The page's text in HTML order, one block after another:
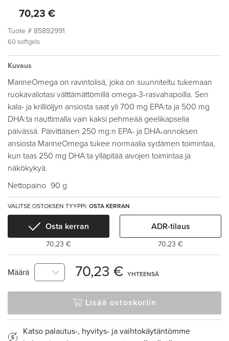
70,23 €
Tuote # 85892991
60 softgels
Kuvaus
MarineOmega on ravintolisä, joka on suunniteltu tukemaan
ruokavaliotasi välttämättömillä omega-3-rasvahapoilla. Sen
kala- ja krilliöljyn ansiosta saat yli 700 mg EPA:ta ja 500 mg
DHA:ta nauttimalla vain kaksi pehmeää geelikapselia
päivässä. Päivittäisen 250 mg:n EPA- ja DHA-annoksen
ansiosta MarineOmega tukee normaalia sydämen toimintaa,
kun taas 250 mg DHA:ta ylläpitää aivojen toimintaa ja
näkökykyä.
Nettopaino 90 g
VALITSE OSTOKSEN TYYPPI: OSTA KERRAN
Osta kerran
70,23 €
ADR-tilaus
70,23 €
Määrä 70,23 € YHTEENSÄ
Lisää ostoskoriin
Katso palautus-, hyvitys- ja vaihtokäytäntömme